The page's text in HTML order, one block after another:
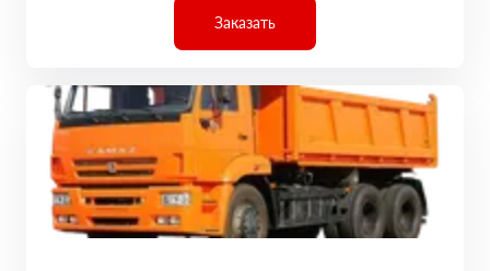
Заказать